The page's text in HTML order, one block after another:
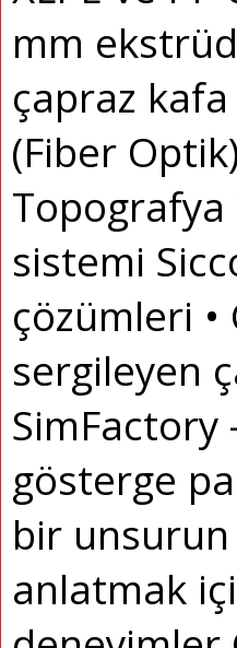
mm
çapraz
(Fiber
Topografya
sistemi
çözümleri
sergileyen
SimFactory
gösterge
bir
anlatmak